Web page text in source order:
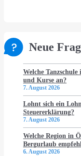
Neue
Welche
und Kurse an?
7. August 2026
Lohnt sich ein
Steuererklärung?
7. August 2026
Welche Region in
Bergurlaub
6. August 2026